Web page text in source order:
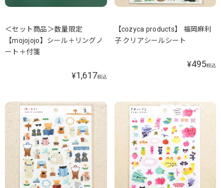
＜セット商品＞数量限定
【mojojojo】シール＋リングノ
ート＋付箋
¥1,617税込
【cozyca products】 福岡麻利
子 クリアシールシート
¥495税込